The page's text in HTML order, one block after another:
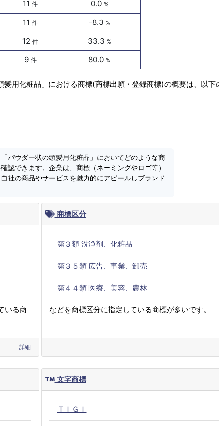
11件 0.0 %
11件 -8.3 %
12件 33.3 %
9 件 80.0 %
用化粧品」における商標(商標出願・登録商標)の概要は、以下
パウダー状の頭髪用化粧品」においてどのような商
認できます。企業は、商標（ネーミングやロゴ等）
社の商品やサービスを魅力的にアピールしブランド
いる商
詳細
商標区分
第３類 洗浄剤、化粧品
第３５類 広告、事業、卸売
第４４類 医療、美容、農林
などを商標区分に指定している商標が多いです。
文字商標
ＴＩＧＩ